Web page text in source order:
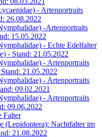
- Artenportraits
26.08.2022
-Artenportraits
15.05.2022
- Echte Edelfalter
- Stand: 21.05.2022
- Artenportraits
21.05.2022
- Artenportraits
09.02.2021
- Artenportraits
09.06.2022
Falter
(Lepidoptera): Nachtfalter im
21.08.2022